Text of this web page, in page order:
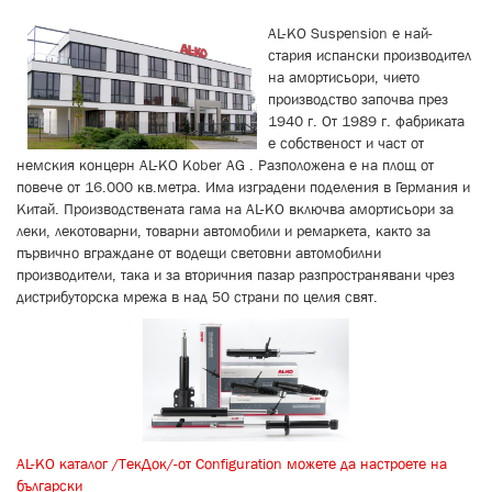
AL-KO Suspension е най-
стария испански производител
на амортисьори, чието
производство започва през
1940 г. От 1989 г. фабриката
е собственост и част от
немския концерн AL-KO Kober AG . Разположена е на площ от
повече от 16.000 кв.метра. Има изградени поделения в Германия и
Китай. Производствената гама на AL-KO включва амортисьори за
леки, лекотоварни, товарни автомобили и ремаркета, както за
първично вграждане от водещи световни автомобилни
производители, така и за вторичния пазар разпространявани чрез
дистрибуторска мрежа в над 50 страни по целия свят.
AL-KO каталог /ТекДок/-от Configuration можете да настроете на
български